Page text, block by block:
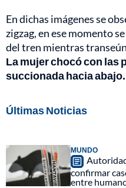
En dichas imágenes se
zigzag, en ese momento
del tren mientras
La mujer chocó con las
succionada hacia abajo.
Últimas Noticias
MUNDO
confirmar
entre